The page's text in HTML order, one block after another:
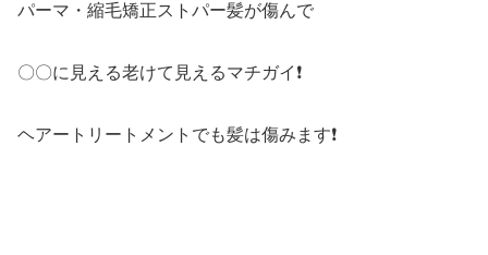
パーマ・縮毛矯正ストパー髪が傷んで
〇〇に見える老けて見えるマチガイ❗️
ヘアートリートメントでも髪は傷みます❗️